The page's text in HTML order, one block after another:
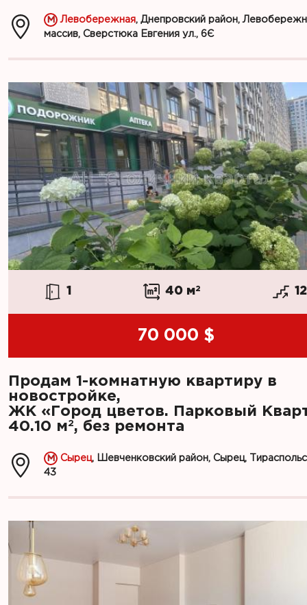
Левобережная, Днепровский район,
массив, Сверстюка Евгения ул., 6Є
1 40 м2 12
70 000 $
Продам 1-комнатную квартиру в
новостройке,
ЖК «Город цветов. Парковый
40.10 м2, без ремонта
Сырец, Шевченковский район, Сырец,
43